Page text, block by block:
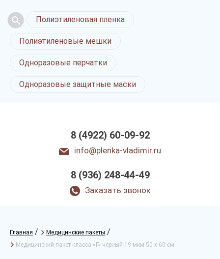
Полиэтиленовая пленка
Полиэтиленовые мешки
Одноразовые перчатки
Одноразовые защитные маски
8 (4922) 60-09-92
info@plenka-vladimir.ru
8 (936) 248-44-49
Заказать звонок
Главная / Медицинские пакеты /
Медицинский пакет класса «Г» черный 19 мкм 50 х 60 см